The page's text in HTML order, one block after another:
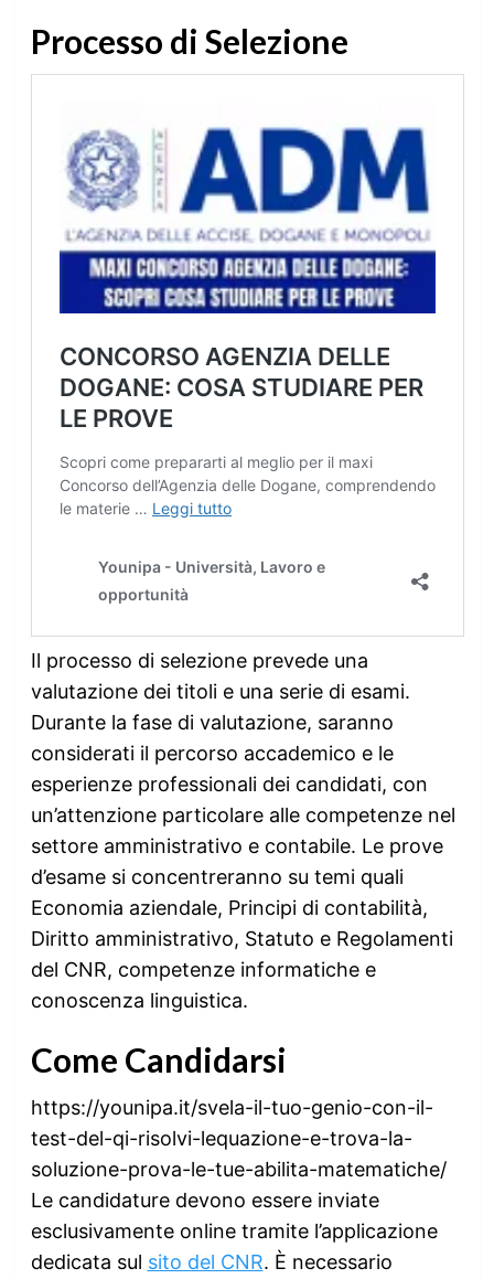
Processo di Selezione
Il processo di selezione prevede una
valutazione dei titoli e una serie di esami.
Durante la fase di valutazione, saranno
considerati il percorso accademico e le
esperienze professionali dei candidati, con
un’attenzione particolare alle competenze nel
settore amministrativo e contabile. Le prove
d’esame si concentreranno su temi quali
Economia aziendale, Principi di contabilità,
Diritto amministrativo, Statuto e Regolamenti
del CNR, competenze informatiche e
conoscenza linguistica.
Come Candidarsi
https://younipa.it/svela-il-tuo-genio-con-il-
test-del-qi-risolvi-lequazione-e-trova-la-
soluzione-prova-le-tue-abilita-matematiche/
Le candidature devono essere inviate
esclusivamente online tramite l’applicazione
dedicata sul sito del CNR. È necessario